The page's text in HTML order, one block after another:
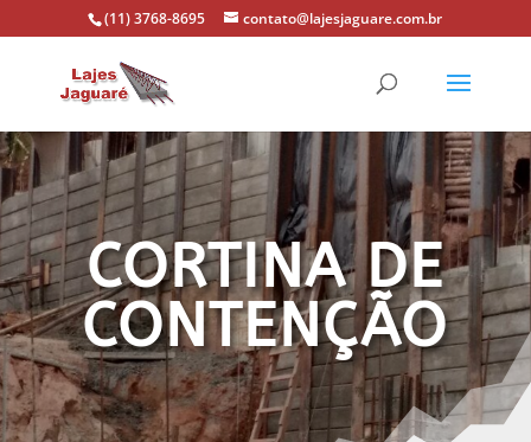
(11) 3768-8695 contato@lajesjaguare.com.br
CORTINA DE
CONTENÇÃO